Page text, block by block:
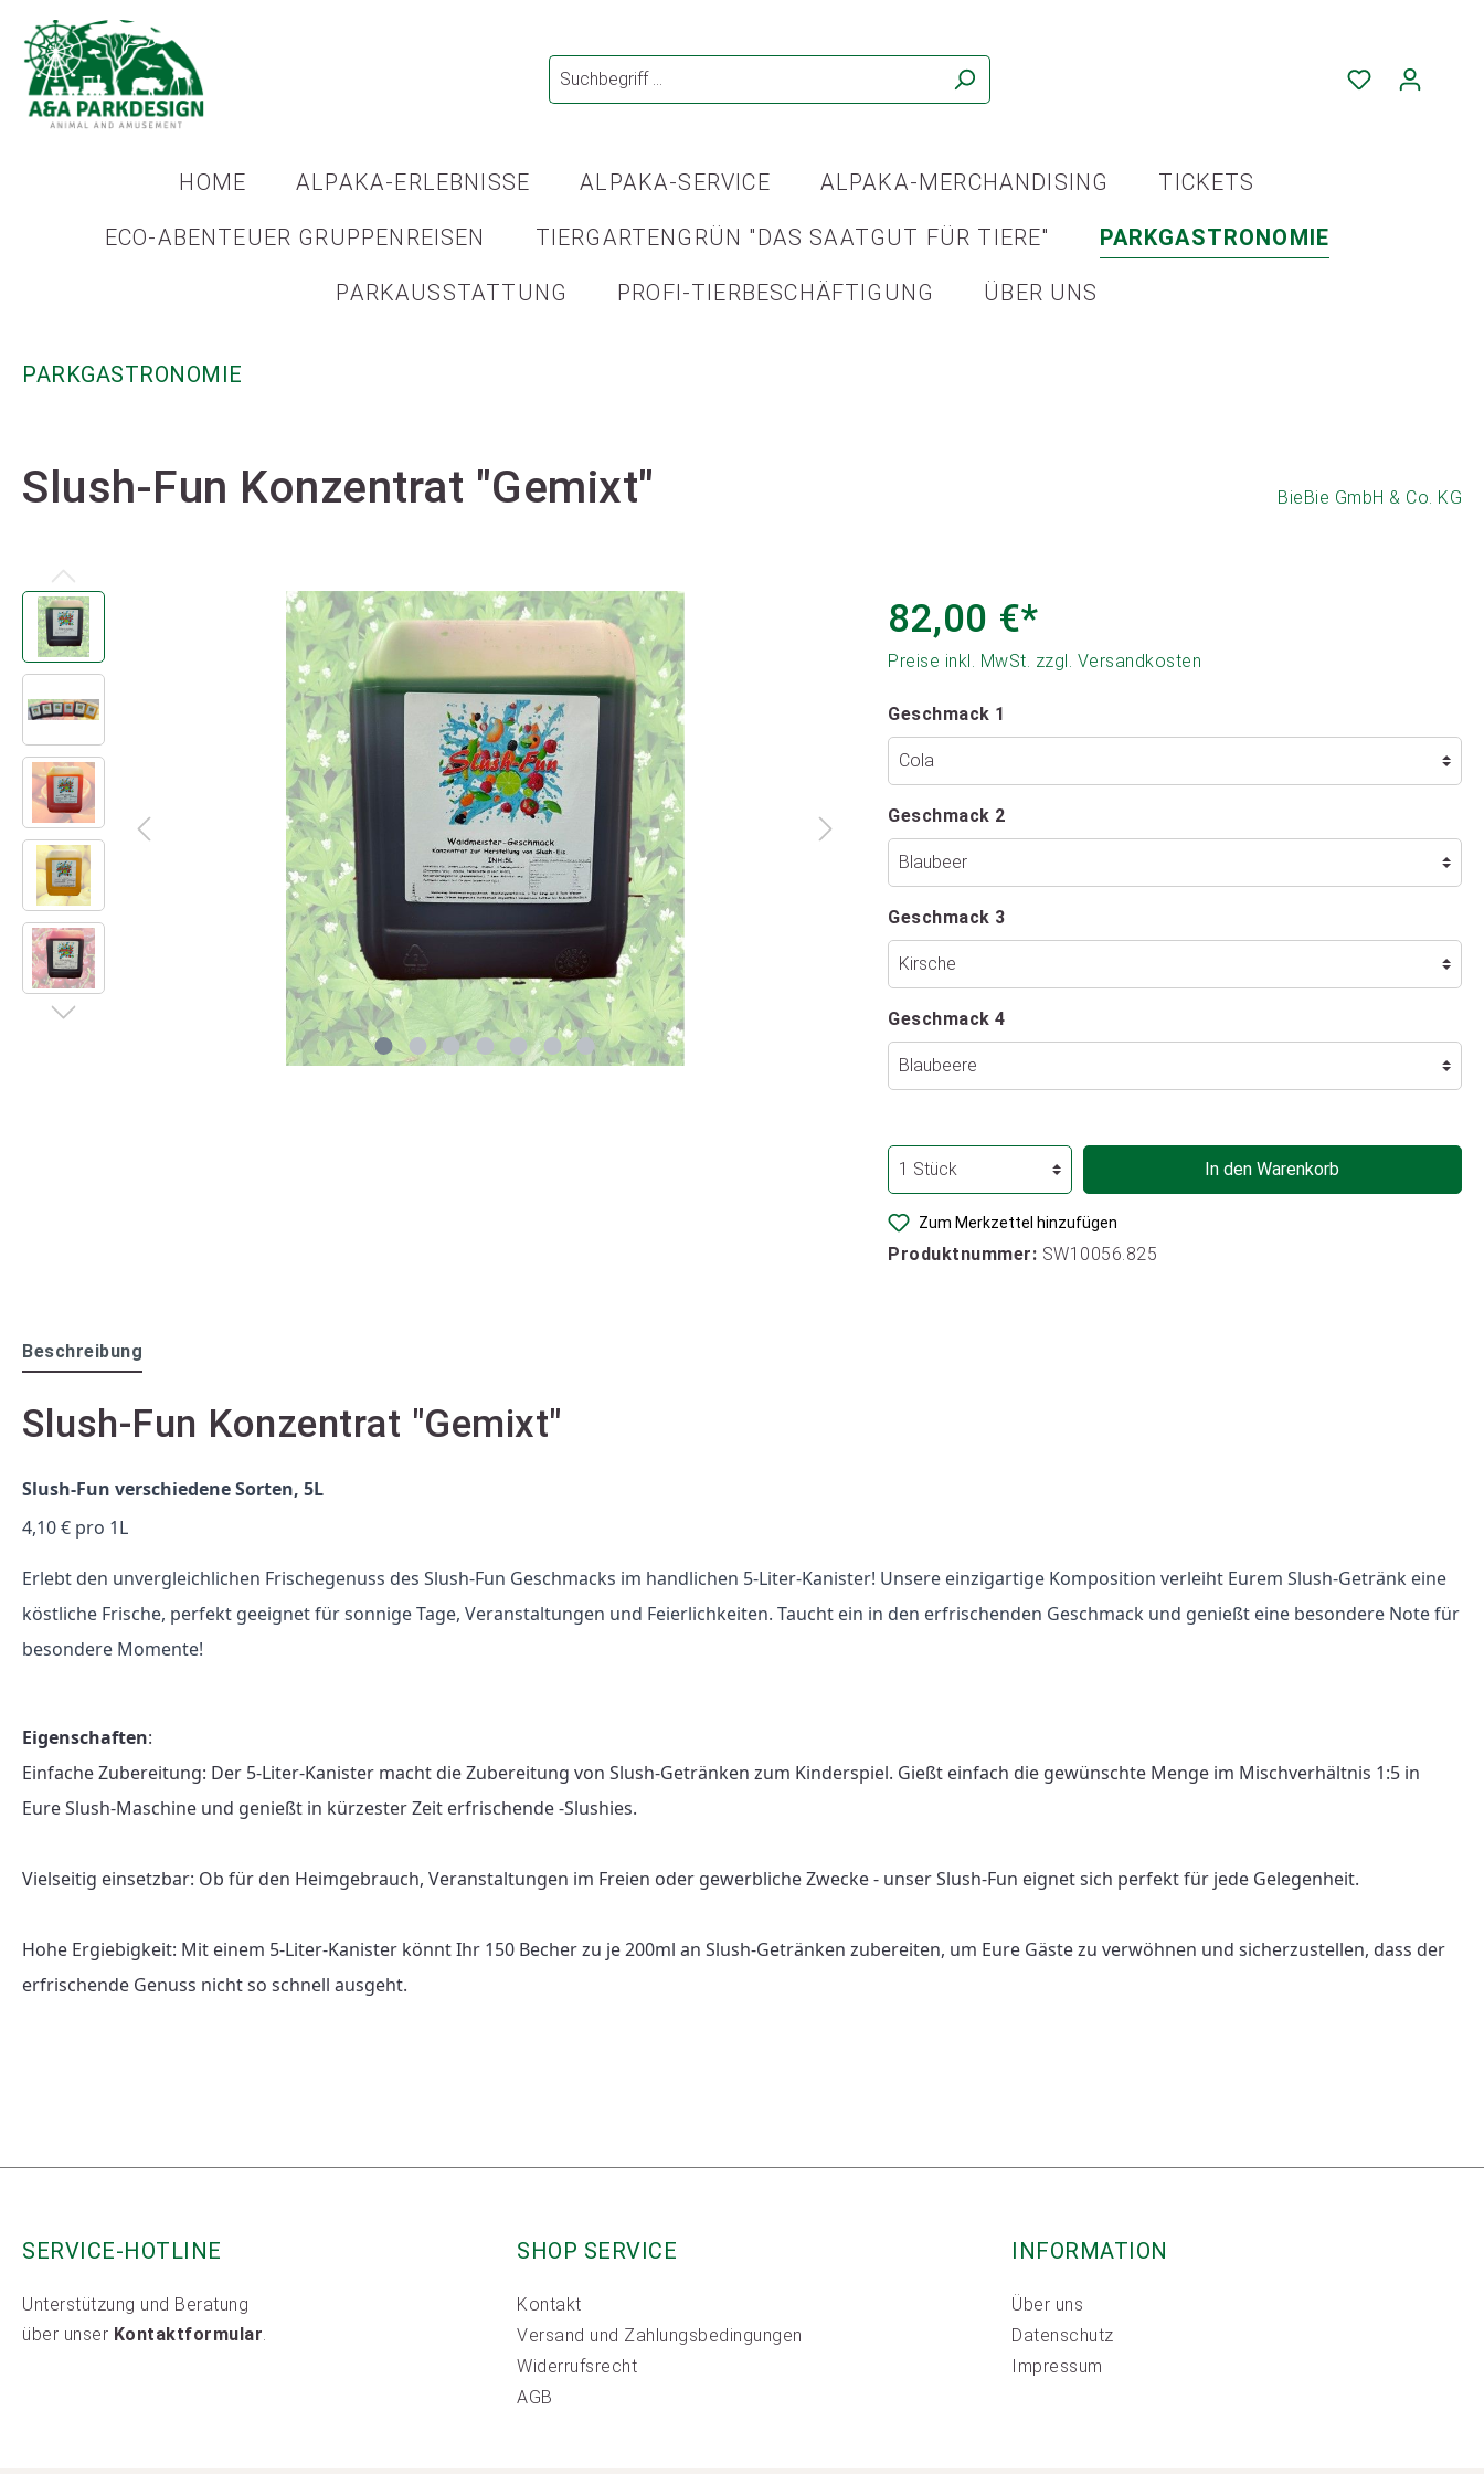
HOME ALPAKA-ERLEBNISSE ALPAKA-SERVICE ALPAKA-MERCHANDISING TICKETS
ECO-ABENTEUER GRUPPENREISEN TIERGARTENGRÜN "DAS SAATGUT FÜR TIERE" PARKGASTRONOMIE
PARKAUSSTATTUNG PROFI-TIERBESCHÄFTIGUNG ÜBER UNS
PARKGASTRONOMIE
Slush-Fun Konzentrat "Gemixt" BieBie GmbH & Co. KG
82,00 €*
Preise inkl. MwSt. zzgl. Versandkosten
Geschmack 1
Geschmack 2
Geschmack 3
Geschmack 4
In den Warenkorb
Zum Merkzettel hinzufügen
Produktnummer: SW10056.825
Beschreibung
Slush-Fun Konzentrat "Gemixt"
Slush-Fun verschiedene Sorten, 5L
4,10 € pro 1L
Erlebt den unvergleichlichen Frischegenuss des Slush-Fun Geschmacks im handlichen 5-Liter-Kanister! Unsere einzigartige Komposition verleiht Eurem Slush-Getränk eine
köstliche Frische, perfekt geeignet für sonnige Tage, Veranstaltungen und Feierlichkeiten. Taucht ein in den erfrischenden Geschmack und genießt eine besondere Note für
besondere Momente!
Eigenschaften:
Einfache Zubereitung: Der 5-Liter-Kanister macht die Zubereitung von Slush-Getränken zum Kinderspiel. Gießt einfach die gewünschte Menge im Mischverhältnis 1:5 in
Eure Slush-Maschine und genießt in kürzester Zeit erfrischende -Slushies.
Vielseitig einsetzbar: Ob für den Heimgebrauch, Veranstaltungen im Freien oder gewerbliche Zwecke - unser Slush-Fun eignet sich perfekt für jede Gelegenheit.
Hohe Ergiebigkeit: Mit einem 5-Liter-Kanister könnt Ihr 150 Becher zu je 200ml an Slush-Getränken zubereiten, um Eure Gäste zu verwöhnen und sicherzustellen, dass der
erfrischende Genuss nicht so schnell ausgeht.
SERVICE-HOTLINE
Unterstützung und Beratung
über unser Kontaktformular.
SHOP SERVICE
Kontakt
Versand und Zahlungsbedingungen
Widerrufsrecht
AGB
INFORMATION
Über uns
Datenschutz
Impressum